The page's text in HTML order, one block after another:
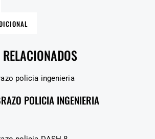
POLICIA INGENIERIA